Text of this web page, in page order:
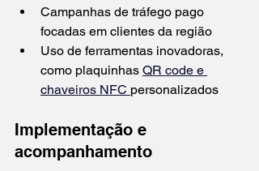
Campanhas de tráfego pago
focadas em clientes da região
Uso de ferramentas inovadoras,
como plaquinhas QR code e
chaveiros NFC personalizados
Implementação e
acompanhamento